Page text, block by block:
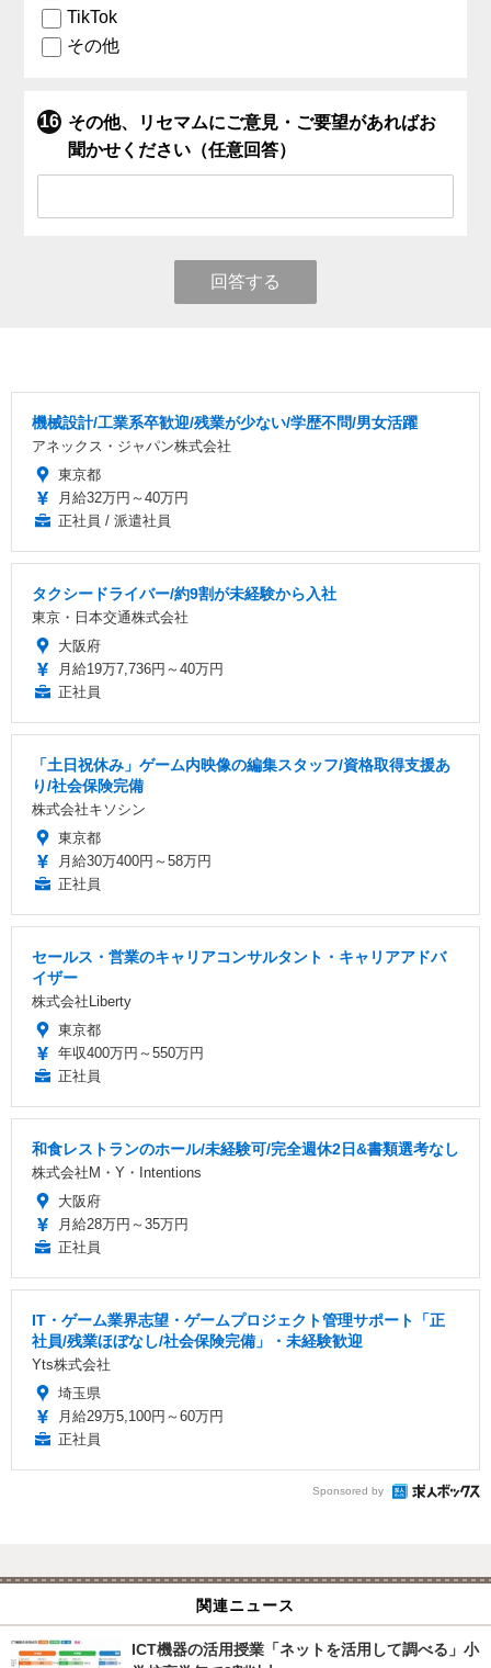
TikTok
その他
その他、リセマムにご意見・ご要望があればお
聞かせください（任意回答）
回答する
機械設計/工業系卒歓迎/残業が少ない/学歴不問/男女活躍
アネックス・ジャパン株式会社
東京都
月給32万円～40万円
正社員 / 派遣社員
タクシードライバー/約9割が未経験から入社
東京・日本交通株式会社
大阪府
月給19万7,736円～40万円
正社員
「土日祝休み」ゲーム内映像の編集スタッフ/資格取得支援あ
り/社会保険完備
株式会社キソシン
東京都
月給30万400円～58万円
正社員
セールス・営業のキャリアコンサルタント・キャリアアドバ
イザー
株式会社Liberty
東京都
年収400万円～550万円
正社員
和食レストランのホール/未経験可/完全週休2日&書類選考なし
株式会社M・Y・Intentions
大阪府
月給28万円～35万円
正社員
IT・ゲーム業界志望・ゲームプロジェクト管理サポート「正
社員/残業ほぼなし/社会保険完備」・未経験歓迎
Yts株式会社
埼玉県
月給29万5,100円～60万円
正社員
Sponsored by
関連ニュース
ICT機器の活用授業「ネットを活用して調べる」小